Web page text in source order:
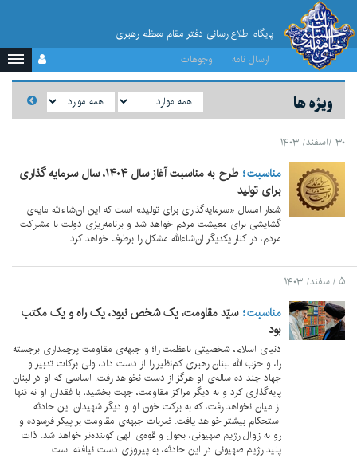
پایگاه اطلاع رسانی دفتر مقام معظم رهبری
ارسال نامه
وجوهات
ویژه ها
۳۰ /اسفند/ ۱۴۰۳
مناسبت
طرح به مناسبت آغاز سال ۱۴۰۴، سال سرمایه گذاری
برای تولید
شعار امسال «سرمایه‌گذاری برای تولید» است که این ان‌شاءالله مایه‌ی
گشایشی برای معیشت مردم خواهد شد و برنامه‌ریزی دولت با مشارکت
مردم، در کنار یکدیگر ان‌شاءالله مشکل را برطرف خواهد کرد.
۵ /اسفند/ ۱۴۰۳
مناسبت سیّد مقاومت، یک شخص نبود، یک راه و یک مکتب
بود
دنیای اسلام، شخصیتی باعظمت را؛ و جبهه‌ی مقاومت پرچمداری برجسته
را، و حزب الله لبنان رهبری کم‌نظیر را از دست داد، ولی برکات تدبیر و
جهاد چند ده ساله‌ی او هرگز از دست نخواهد رفت. اساسی که او در لبنان
پایه‌گذاری کرد و به دیگر مراکز مقاومت، جهت بخشید، با فقدان او نه تنها
از میان نخواهد رفت، که به برکت خون او و دیگر شهیدان این حادثه
استحکام بیشتر خواهد یافت. ضربات جبهه‌ی مقاومت بر پیکر فرسوده و
رو به زوال رژیم صهیونی، بحول و قوه‌ی الهی کوبنده‌تر خواهد شد. ذات
پلید رژیم صهیونی در این حادثه، به پیروزی دست نیافته است.